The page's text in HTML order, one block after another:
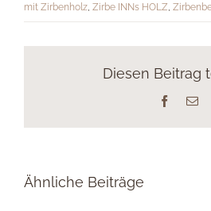
mit Zirbenholz Zirbe INNs HOLZ
Diesen Beitrag
E-
Ähnliche Beiträge